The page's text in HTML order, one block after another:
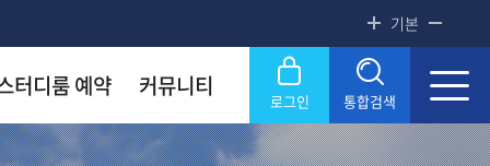
기본
터디룸 예약 커뮤니티
로그인 통합검색